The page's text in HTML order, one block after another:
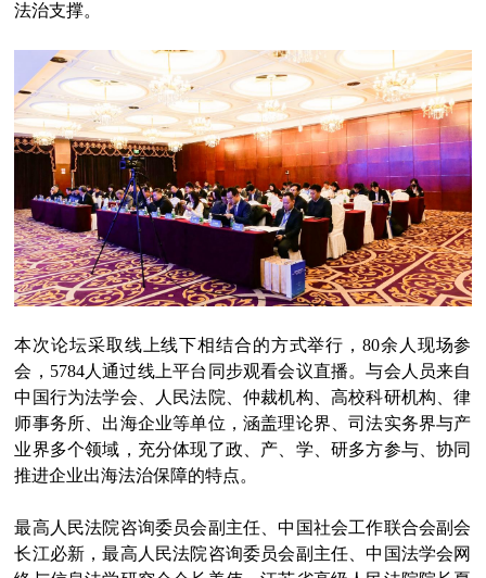
法治支撑。
本次论坛采取线上线下相结合的方式举行，80余人现场参
会，5784人通过线上平台同步观看会议直播。与会人员来自
中国行为法学会、人民法院、仲裁机构、高校科研机构、律
师事务所、出海企业等单位，涵盖理论界、司法实务界与产
业界多个领域，充分体现了政、产、学、研多方参与、协同
推进企业出海法治保障的特点。
最高人民法院咨询委员会副主任、中国社会工作联合会副会
长江必新，最高人民法院咨询委员会副主任、中国法学会网